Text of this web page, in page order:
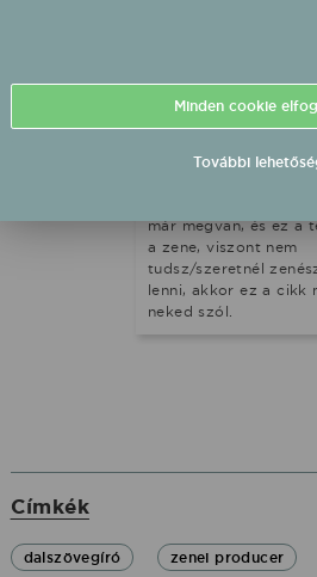
pedig nehezen
hogy 100%-ban biztos
akar. Ha a konkrét
már megvan, és ez a
a zene, viszont nem
tudsz/szeretnél
lenni, akkor ez a cikk
neked szól.
Címkék
dalszövegíró zenei producer
Minden
További